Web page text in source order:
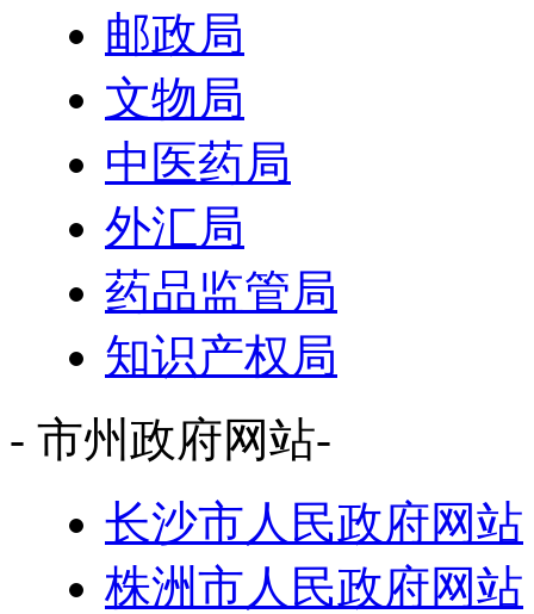
邮政局
文物局
中医药局
外汇局
药品监管局
知识产权局
- 市州政府网站-
长沙市人民政府网站
株洲市人民政府网站